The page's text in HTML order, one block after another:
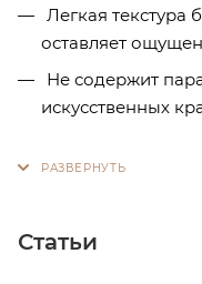
Легкая текстура
оставляет
Не содержит
искусственных
Статьи